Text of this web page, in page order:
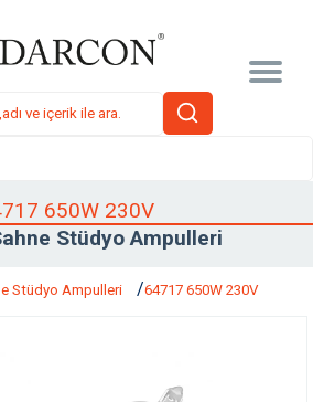
650W 230V
Stüdyo Ampulleri
Stüdyo Ampulleri 64717 650W 230V